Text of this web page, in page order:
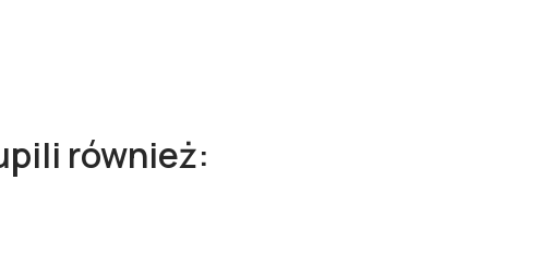
również: